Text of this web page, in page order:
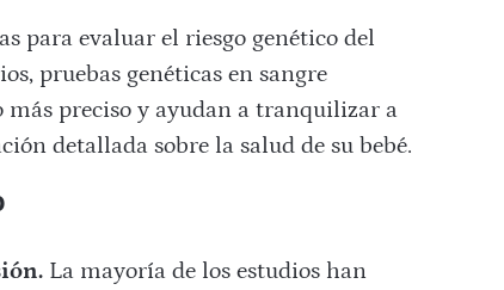
para evaluar el riesgo genético del
pruebas genéticas en sangre
preciso y ayudan a tranquilizar a
detallada sobre la salud de su bebé.
La mayoría de los estudios han